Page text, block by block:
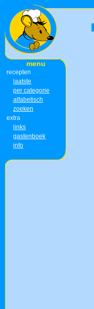
menu
recepten
laatste
per categorie
alfabetisch
zoeken
extra
links
gastenboek
info